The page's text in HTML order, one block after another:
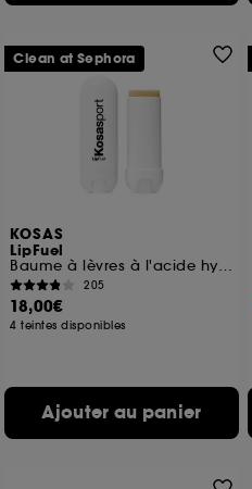
KOSAS
LipFuel
Baume à lèvres à l'acide hyaluronique
205
18,00€
4 teintes disponibles
Ajouter au panier
Clean at Sephora